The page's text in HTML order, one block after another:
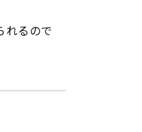
れるので